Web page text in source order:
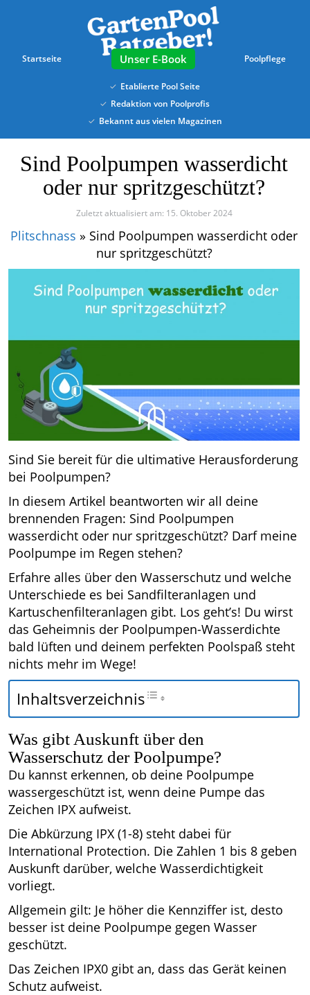
content
Startseite Poolpflege
E-Book
Etablierte Pool Seite
Redaktion von Poolprofis
Bekannt aus vielen Magazinen
Sind Poolpumpen wasserdicht
oder nur spritzgeschützt?
Zuletzt aktualisiert am: 15. Oktober 2024
Plitschnass » Sind Poolpumpen wasserdicht oder
nur spritzgeschützt?
Sind Sie bereit für die ultimative Herausforderung
bei Poolpumpen?
In diesem Artikel beantworten wir all deine
brennenden Fragen: Sind Poolpumpen
wasserdicht oder nur spritzgeschützt? Darf meine
Poolpumpe im Regen stehen?
Erfahre alles über den Wasserschutz und welche
Unterschiede es bei Sandfilteranlagen und
Kartuschenfilteranlagen gibt. Los geht’s! Du wirst
das Geheimnis der Poolpumpen-Wasserdichte
bald lüften und deinem perfekten Poolspaß steht
nichts mehr im Wege!
Inhaltsverzeichnis
Was gibt Auskunft über den
Wasserschutz der Poolpumpe?
Du kannst erkennen, ob deine Poolpumpe
wassergeschützt ist, wenn deine Pumpe das
Zeichen IPX aufweist.
Die Abkürzung IPX (1-8) steht dabei für
International Protection. Die Zahlen 1 bis 8 geben
Auskunft darüber, welche Wasserdichtigkeit
vorliegt.
Allgemein gilt: Je höher die Kennziffer ist, desto
besser ist deine Poolpumpe gegen Wasser
geschützt.
Das Zeichen IPX0 gibt an, dass das Gerät keinen
Schutz aufweist.